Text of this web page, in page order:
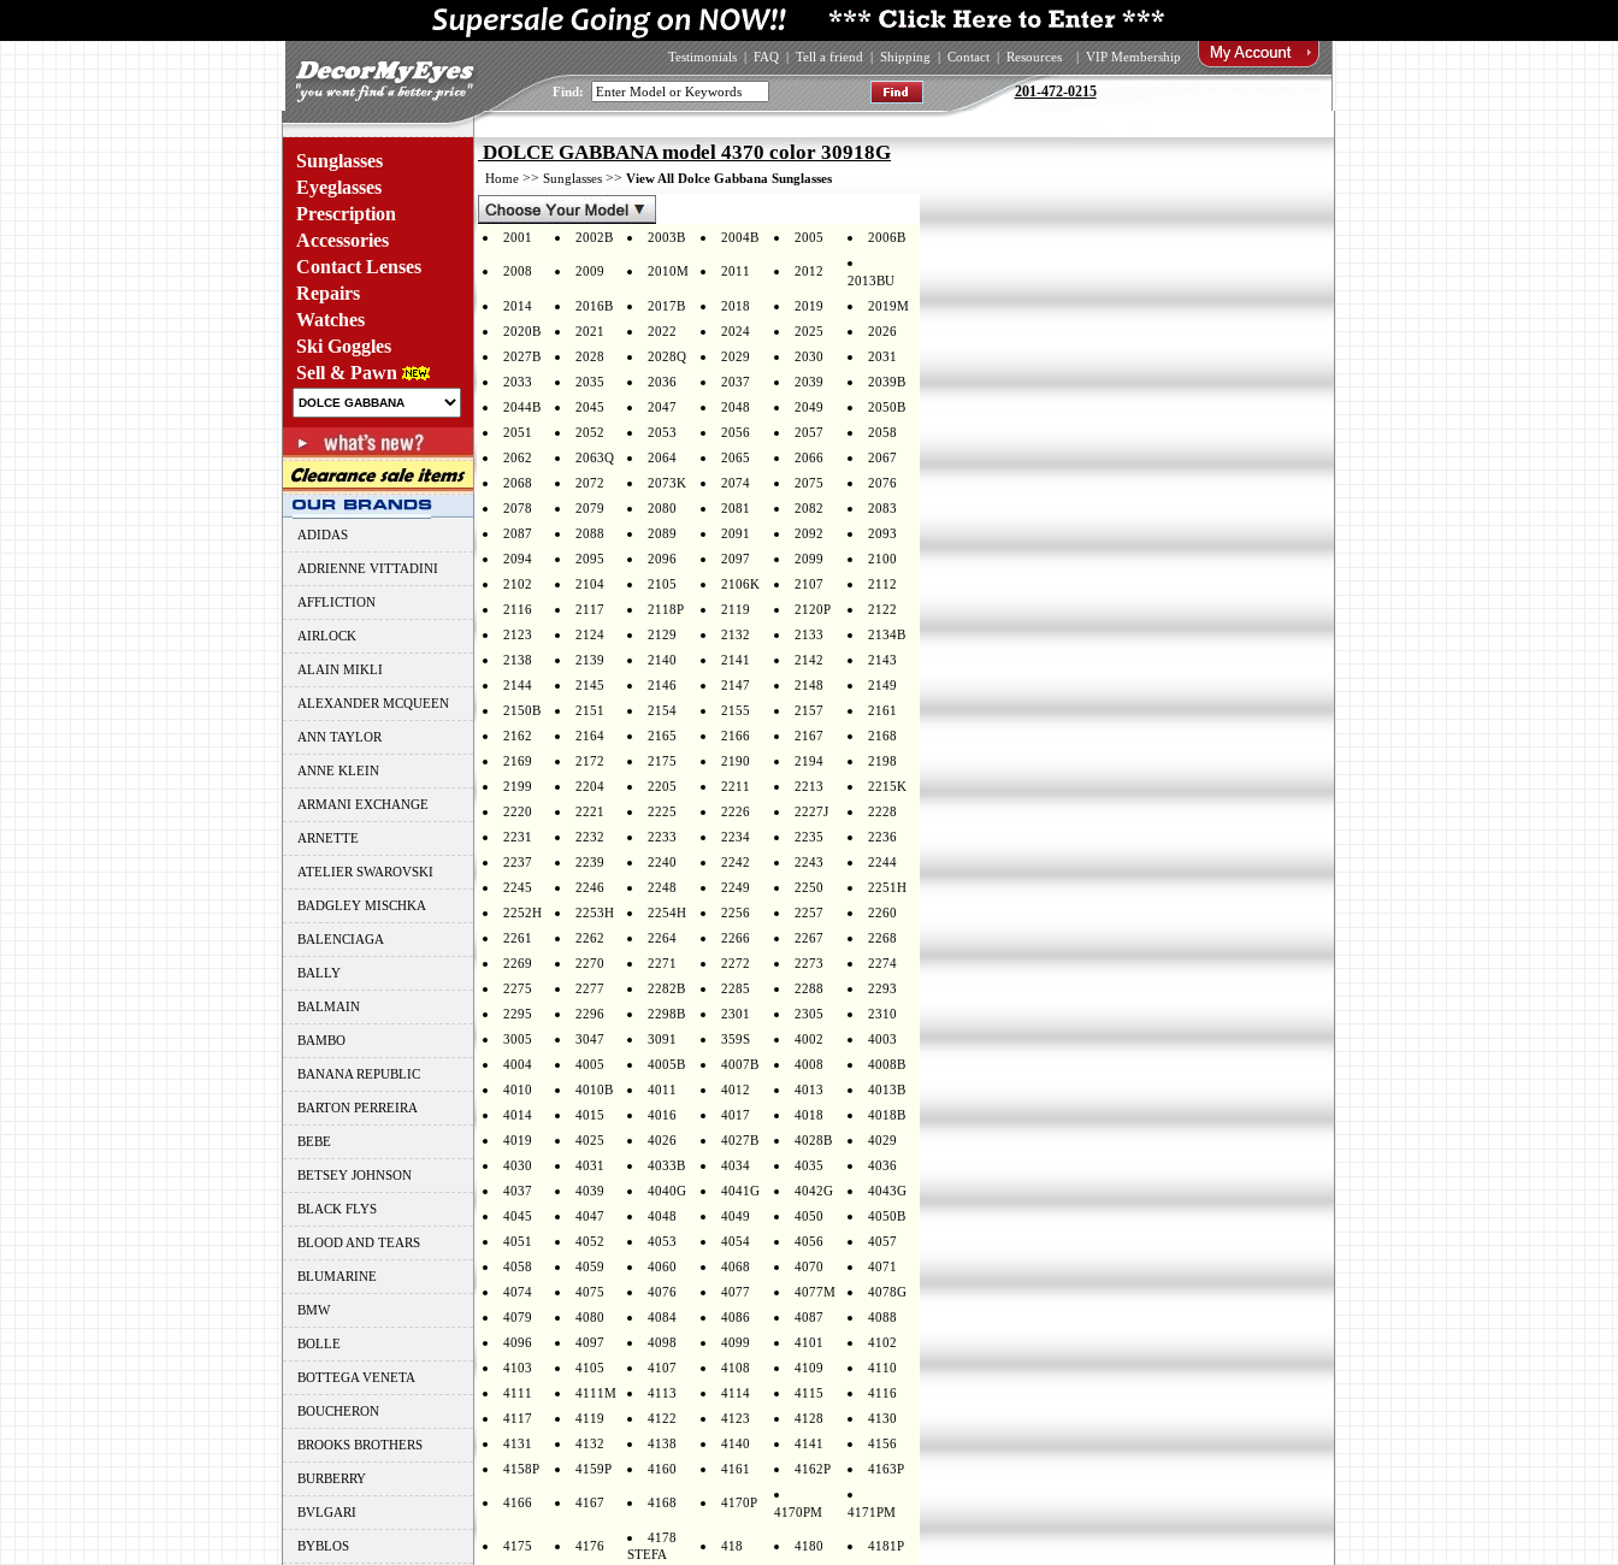
Testimonials | FAQ | Tell a friend | Shipping | Contact | Resources | VIP Membership
Find: 201-472-0215
Sunglasses
Eyeglasses
Prescription
Accessories
Contact Lenses
Repairs
Watches
Ski Goggles
Sell & Pawn
ADIDAS
ADRIENNE VITTADINI
AFFLICTION
AIRLOCK
ALAIN MIKLI
ALEXANDER MCQUEEN
ANN TAYLOR
ANNE KLEIN
ARMANI EXCHANGE
ARNETTE
ATELIER SWAROVSKI
BADGLEY MISCHKA
BALENCIAGA
BALLY
BALMAIN
BAMBO
BANANA REPUBLIC
BARTON PERREIRA
BEBE
BETSEY JOHNSON
BLACK FLYS
BLOOD AND TEARS
BLUMARINE
BMW
BOLLE
BOTTEGA VENETA
BOUCHERON
BROOKS BROTHERS
BURBERRY
BVLGARI
BYBLOS
DOLCE GABBANA model 4370 color 30918G
Home >> Sunglasses >> View All Dolce Gabbana Sunglasses
2001 2002B 2003B 2004B 2005 2006B
2008 2009 2010M 2011 2012
2013BU
2014
2016B 2017B 2018 2019
2019M
2020B
2021 2022 2024 2025
2026
2027B
2028 2028Q 2029 2030
2031
2033
2035 2036 2037 2039
2039B
2044B
2045 2047 2048 2049
2050B
2051
2052 2053 2056 2057
2058
2062
2063Q 2064 2065 2066
2067
2068
2072 2073K 2074 2075
2076
2078
2079 2080 2081 2082
2083
2087
2088 2089 2091 2092
2093
2094
2095 2096 2097 2099
2100
2102
2104 2105 2106K 2107
2112
2116
2117 2118P 2119 2120P
2122
2123
2124 2129 2132 2133
2134B
2138
2139 2140 2141 2142
2143
2144
2145 2146 2147 2148
2149
2150B
2151 2154 2155 2157
2161
2162
2164 2165 2166 2167
2168
2169
2172 2175 2190 2194
2198
2199
2204 2205 2211 2213
2215K
2220
2221 2225 2226 2227J
2228
2231
2232 2233 2234 2235
2236
2237
2239 2240 2242 2243
2244
2245
2246 2248 2249 2250
2251H
2252H
2253H 2254H 2256 2257
2260
2261
2262 2264 2266 2267
2268
2269
2270 2271 2272 2273
2274
2275
2277 2282B 2285 2288
2293
2295
2296 2298B 2301 2305
2310
3005
3047 3091 359S 4002
4003
4004
4005 4005B 4007B 4008
4008B
4010
4010B 4011 4012 4013
4013B
4014
4015 4016 4017 4018
4018B
4019
4025 4026 4027B 4028B
4029
4030
4031 4033B 4034 4035
4036
4037
4039 4040G 4041G 4042G
4043G
4045
4047 4048 4049 4050
4050B
4051
4052 4053 4054 4056
4057
4058
4059 4060 4068 4070
4071
4074
4075 4076 4077 4077M
4078G
4079
4080 4084 4086 4087
4088
4096
4097 4098 4099 4101
4102
4103
4105 4107 4108 4109
4110
4111
4111M 4113 4114 4115
4116
4117
4119 4122 4123 4128
4130
4131
4132 4138 4140 4141
4156
4158P
4159P 4160 4161 4162P 4163P
4166 4167 4168 4170P
4170PM 4171PM
4175 4176
4178
STEFA
418 4180 4181P